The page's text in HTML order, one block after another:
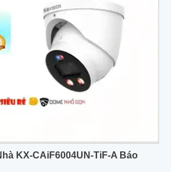
KX-CAiF6004UN-TiF-A Báo